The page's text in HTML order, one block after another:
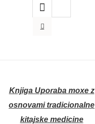
DETAILS
Knjiga Uporaba moxe z
osnovami tradicionalne
kitajske medicine